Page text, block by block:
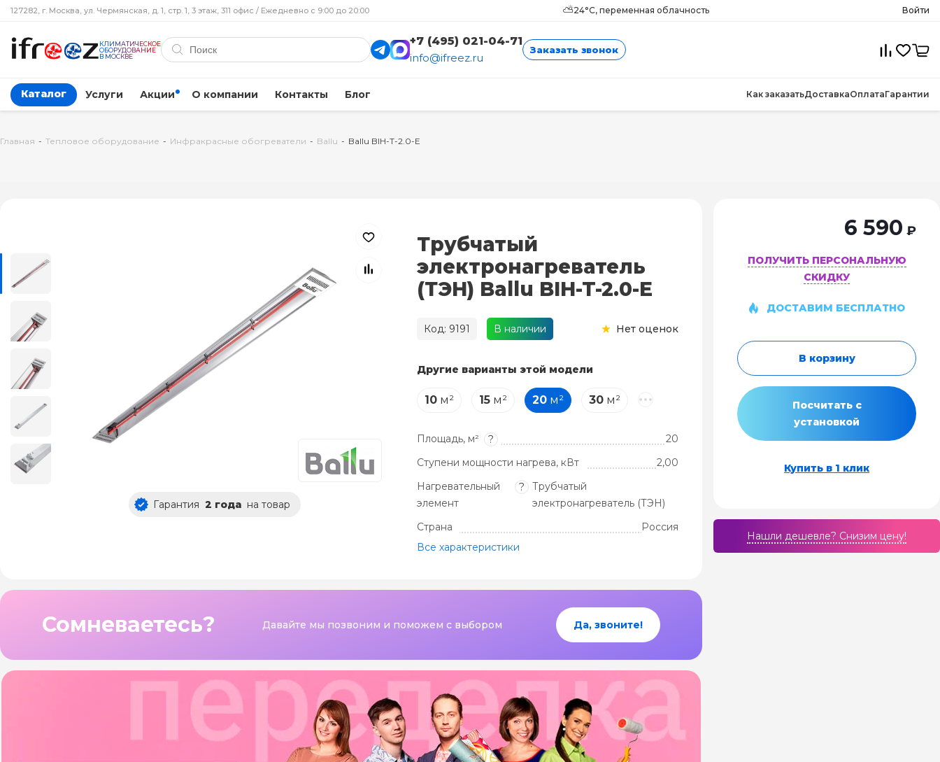
127282, г. Москва, ул. Чермянская, д. 1, стр. 1, 3 этаж, 311 офис / Ежедневно с 9:00 до 20:00 ⛅24°C, переменная облачность Войти
КЛИМАТИЧЕСКОЕ
ОБОРУДОВАНИЕ
В МОСКВЕ
+7 (495) 021-04-71
info@ifreez.ru
Заказать звонок
Каталог Услуги Акции О компании Контакты Блог Как заказатьДоставкаОплатаГарантии
Главная - Тепловое оборудование - Инфракрасные обогреватели - Ballu - Ballu BIH-T-2.0-E
Гарантия 2 года на товар
Трубчатый
электронагреватель
(ТЭН) Ballu BIH-T-2.0-E
Код: 9191 В наличии Нет оценок
Другие варианты этой модели
10м² 15м² 20м² 30м²
Площадь, м² ?
20
Ступени мощности нагрева, кВт
2,00
Нагревательный
элемент
?
Трубчатый
электронагреватель (ТЭН)
Страна
Россия
Все характеристики
Сомневаетесь? Давайте мы позвоним и поможем с выбором Да, звоните!
6 590 ₽
ПОЛУЧИТЬ ПЕРСОНАЛЬНУЮ
СКИДКУ
ДОСТАВИМ БЕСПЛАТНО
В корзину
Посчитать с
установкой
Купить в 1 клик
Нашли дешевле? Cнизим цену!